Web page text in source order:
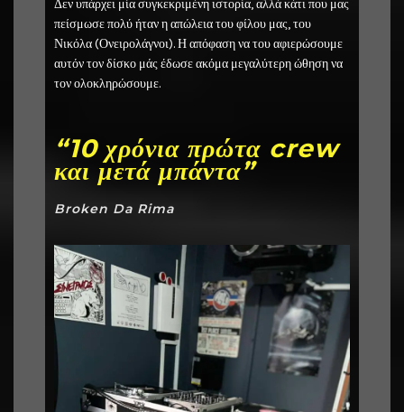
Δεν υπάρχει μία συγκεκριμένη ιστορία, αλλά κάτι που μας
πείσμωσε πολύ ήταν η απώλεια του φίλου μας, του
Νικόλα (Ονειρολάγνοι). Η απόφαση να του αφιερώσουμε
αυτόν τον δίσκο μάς έδωσε ακόμα μεγαλύτερη ώθηση να
τον ολοκληρώσουμε.
“10 χρόνια πρώτα crew
και μετά μπάντα”
Broken Da Rima